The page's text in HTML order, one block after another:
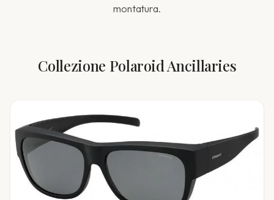
montatura.
Collezione Polaroid Ancillaries